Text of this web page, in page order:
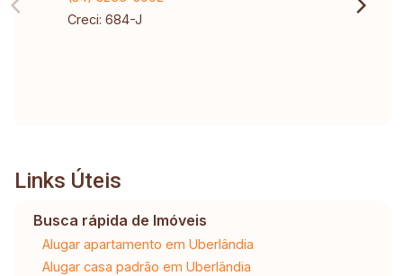
Creci: 684-J
Links Úteis
Busca rápida de Imóveis
Alugar apartamento em Uberlândia
Alugar casa padrão em Uberlândia